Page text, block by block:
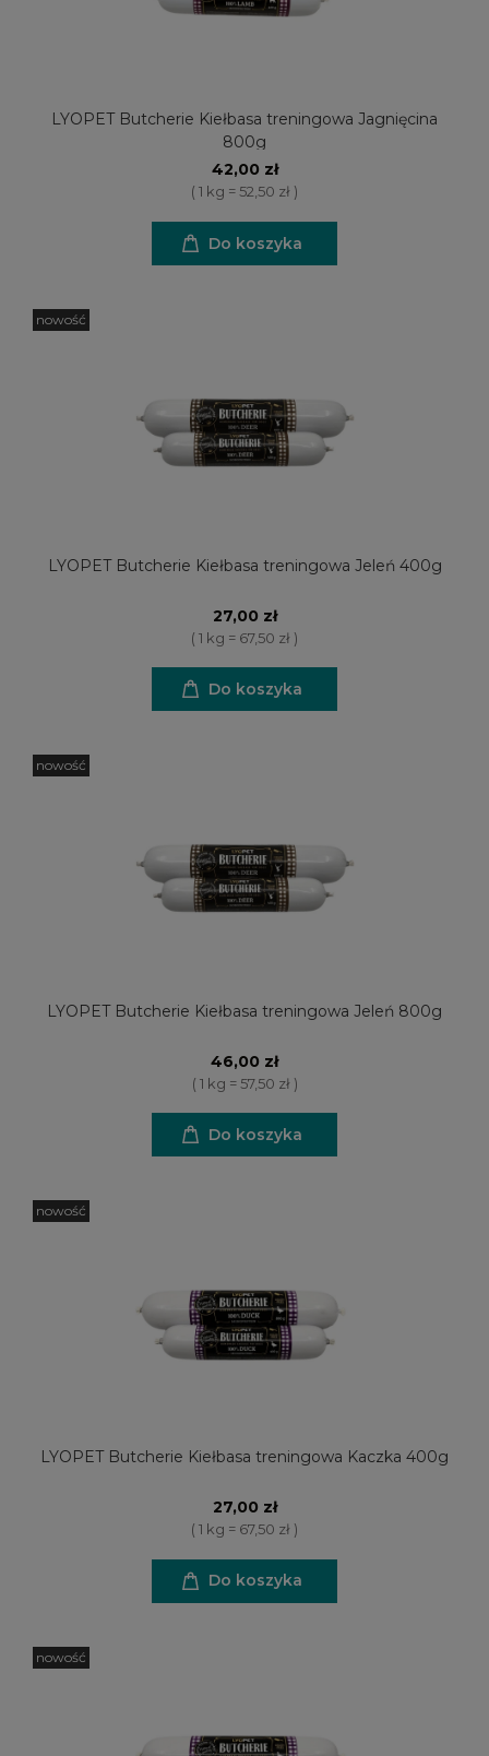
LYOPET Butcherie Kiełbasa treningowa Jagnięcina
800g
42,00 zł
( 1 kg = 52,50 zł )
Do koszyka
LYOPET Butcherie Kiełbasa treningowa Jeleń 400g
27,00 zł
( 1 kg = 67,50 zł )
Do koszyka
nowość
LYOPET Butcherie Kiełbasa treningowa Jeleń 800g
46,00 zł
( 1 kg = 57,50 zł )
Do koszyka
nowość
LYOPET Butcherie Kiełbasa treningowa Kaczka 400g
27,00 zł
( 1 kg = 67,50 zł )
Do koszyka
nowość
nowość